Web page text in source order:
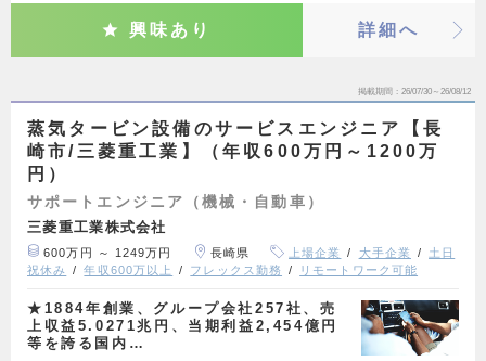
興味あり 詳細へ
掲載期間 26/07/30～26/08/12
蒸気タービン設備のサービスエンジニア【長
崎市/三菱重工業】（年収600万円～1200万
円）
サポートエンジニア（機械・自動車）
三菱重工業株式会社
600万円 ～ 1249万円 長崎県 上場企業 大手企業
土日
祝休み
年収600万以上 フレックス勤務 リモートワーク可能
★1884年創業、グループ会社257社、売
上収益5.0271兆円、当期利益2,454億円
等を誇る国内…